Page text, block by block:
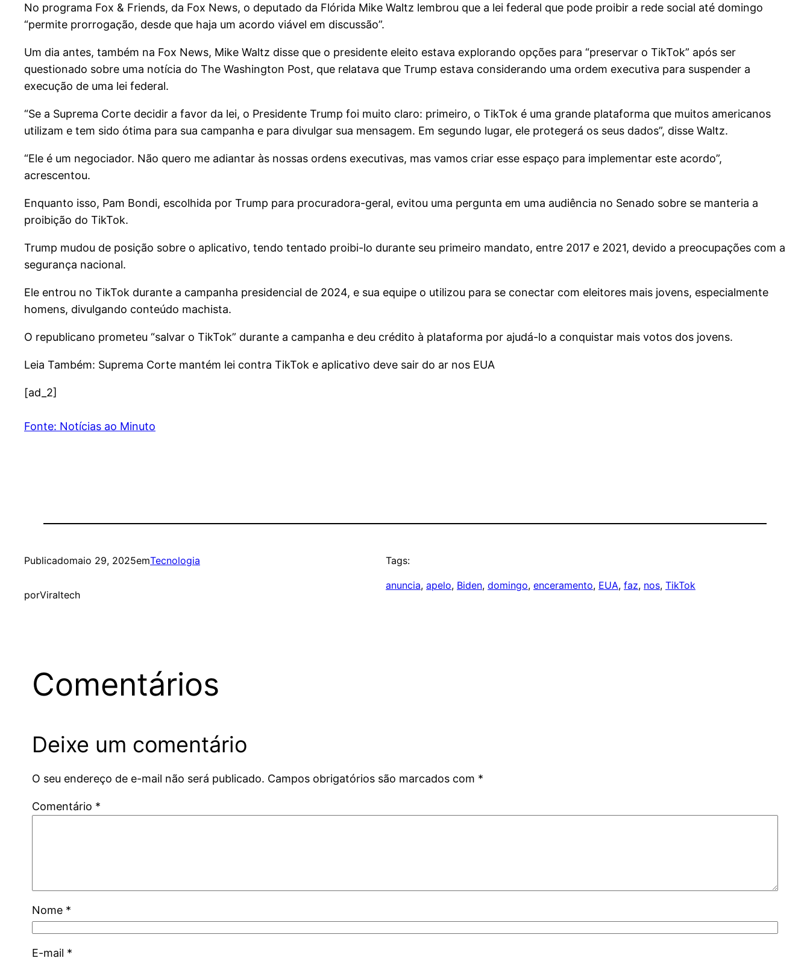
No programa Fox & Friends, da Fox News, o deputado da Flórida Mike Waltz lembrou que a lei federal que pode proibir a rede social até domingo
“permite prorrogação, desde que haja um acordo viável em discussão”.
Um dia antes, também na Fox News, Mike Waltz disse que o presidente eleito estava explorando opções para “preservar o TikTok” após ser
questionado sobre uma notícia do The Washington Post, que relatava que Trump estava considerando uma ordem executiva para suspender a
execução de uma lei federal.
“Se a Suprema Corte decidir a favor da lei, o Presidente Trump foi muito claro: primeiro, o TikTok é uma grande plataforma que muitos americanos
utilizam e tem sido ótima para sua campanha e para divulgar sua mensagem. Em segundo lugar, ele protegerá os seus dados”, disse Waltz.
“Ele é um negociador. Não quero me adiantar às nossas ordens executivas, mas vamos criar esse espaço para implementar este acordo”,
acrescentou.
Enquanto isso, Pam Bondi, escolhida por Trump para procuradora-geral, evitou uma pergunta em uma audiência no Senado sobre se manteria a
proibição do TikTok.
Trump mudou de posição sobre o aplicativo, tendo tentado proibi-lo durante seu primeiro mandato, entre 2017 e 2021, devido a preocupações com a
segurança nacional.
Ele entrou no TikTok durante a campanha presidencial de 2024, e sua equipe o utilizou para se conectar com eleitores mais jovens, especialmente
homens, divulgando conteúdo machista.
O republicano prometeu “salvar o TikTok” durante a campanha e deu crédito à plataforma por ajudá-lo a conquistar mais votos dos jovens.
Leia Também: Suprema Corte mantém lei contra TikTok e aplicativo deve sair do ar nos EUA
[ad_2]
Fonte: Notícias ao Minuto
Publicadomaio 29, 2025emTecnologia
porViraltech
Tags:
anuncia, apelo, Biden, domingo, enceramento, EUA, faz, nos, TikTok
Comentários
Deixe um comentário
O seu endereço de e-mail não será publicado. Campos obrigatórios são marcados com *
Comentário *
Nome *
E-mail *